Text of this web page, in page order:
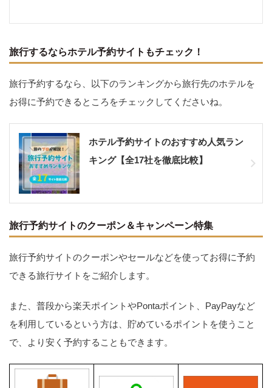
旅行するならホテル予約サイトもチェック！
旅行予約するなら、以下のランキングから旅行先のホテルを
お得に予約できるところをチェックしてくださいね。
ホテル予約サイトのおすすめ人気ラン
キング【全17社を徹底比較】
旅行予約サイトのクーポン＆キャンペーン特集
旅行予約サイトのクーポンやセールなどを使ってお得に予約
できる旅行サイトをご紹介します。
また、普段から楽天ポイントやPontaポイント、PayPayなど
を利用しているという方は、貯めているポイントを使うこと
で、より安く予約することもできます。